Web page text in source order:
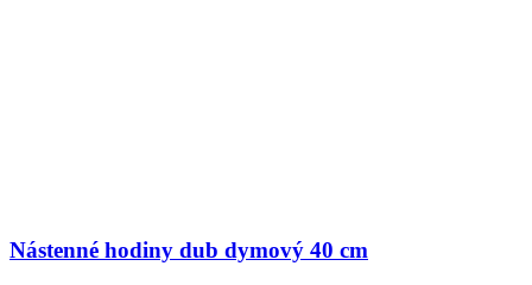
Nástenné hodiny dub dymový 40 cm